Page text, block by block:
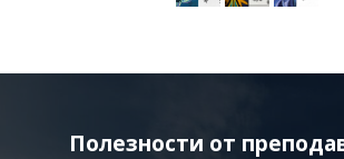
Полезности от